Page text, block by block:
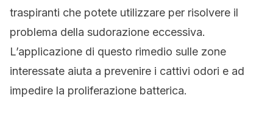
traspiranti che potete utilizzare per risolvere il
problema della sudorazione eccessiva.
L’applicazione di questo rimedio sulle zone
interessate aiuta a prevenire i cattivi odori e ad
impedire la proliferazione batterica.